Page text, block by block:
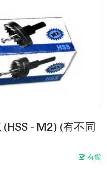
- M2) (有不同
有貨